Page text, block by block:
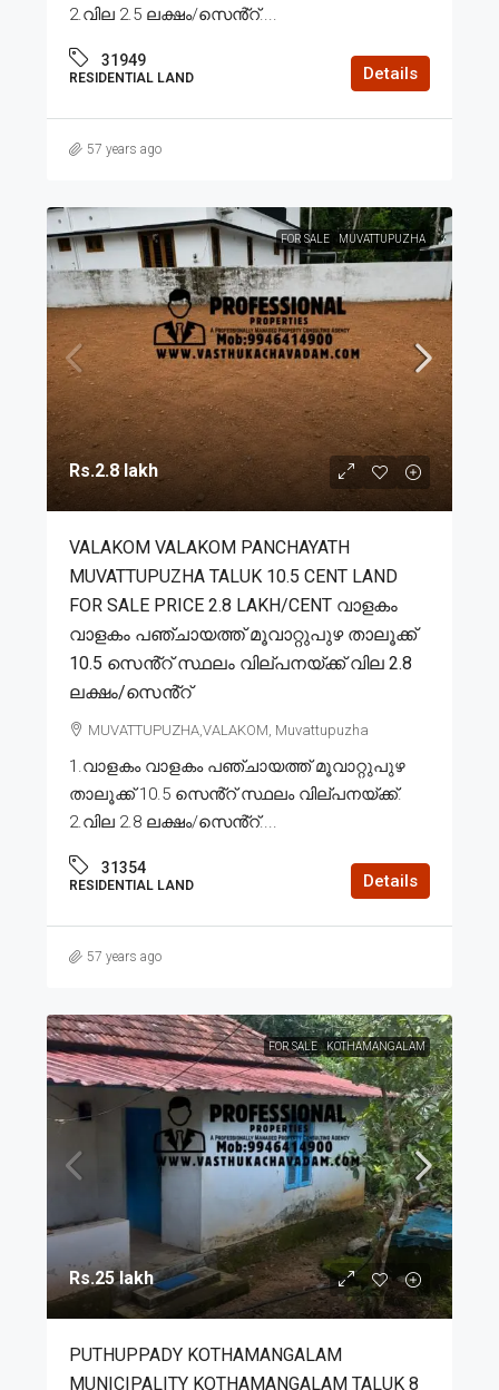
2.വില 2.5 ലക്ഷം/സെൻ്റ്....
31949
RESIDENTIAL LAND Details
57 years ago
FOR SALE MUVATTUPUZHA
Rs.2.8 lakh
VALAKOM VALAKOM PANCHAYATH
MUVATTUPUZHA TALUK 10.5 CENT LAND
FOR SALE PRICE 2.8 LAKH/CENT വാളകം
വാളകം പഞ്ചായത്ത് മൂവാറ്റുപുഴ താലൂക്ക്
10.5 സെൻ്റ് സ്ഥലം വില്പനയ്ക്ക് വില 2.8
ലക്ഷം/സെൻ്റ്
MUVATTUPUZHA,VALAKOM, Muvattupuzha
1.വാളകം വാളകം പഞ്ചായത്ത് മൂവാറ്റുപുഴ
താലൂക്ക് 10.5 സെൻ്റ് സ്ഥലം വില്പനയ്ക്ക്.
2.വില 2.8 ലക്ഷം/സെൻ്റ്....
31354
RESIDENTIAL LAND Details
57 years ago
FOR SALE KOTHAMANGALAM
Rs.25 lakh
PUTHUPPADY KOTHAMANGALAM
MUNICIPALITY KOTHAMANGALAM TALUK 8